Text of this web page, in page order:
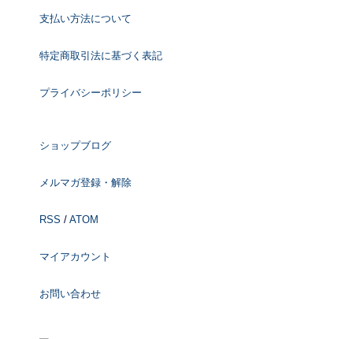
支払い方法について
特定商取引法に基づく表記
プライバシーポリシー
ショップブログ
メルマガ登録・解除
RSS / ATOM
マイアカウント
お問い合わせ